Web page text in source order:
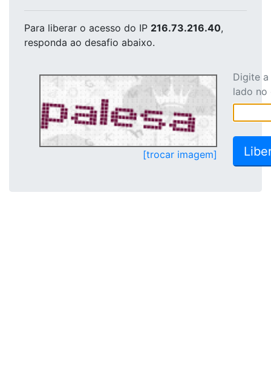
Para liberar o acesso do IP 216.73.216.40,
responda ao desafio abaixo.
[trocar imagem]
Digite
lado no